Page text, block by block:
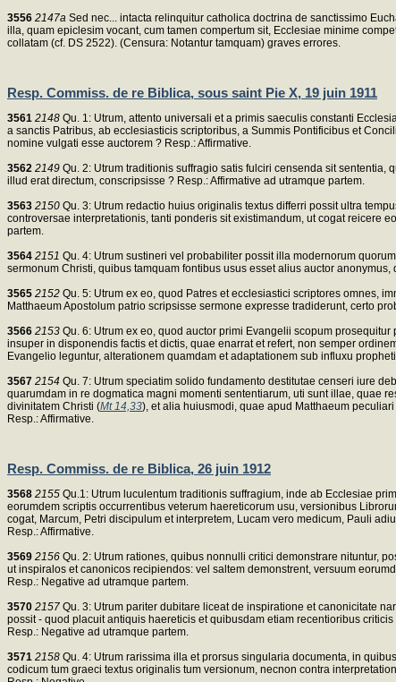
3556 2147a Sed nec... intacta relinquitur catholica doctrina de sanctissimo
illa, quam epiclesim vocant, cum tamen compertum sit, Ecclesiae minime
collatam (cf. DS 2522). (Censura: Notantur tamquam) graves errores.
Resp. Commiss. de re Biblica, sous saint Pie X, 19 juin 1911
3561 2148 Qu. 1: Utrum, attento universali et a primis saeculis constanti
a sanctis Patribus, ab ecclesiasticis scriptoribus, a Summis Pontificibus et
nomine vulgati esse auctorem ? Resp.: Affirmative.
3562 2149 Qu. 2: Utrum traditionis suffragio satis fulciri censenda sit
illud erat directum, conscripsisse ? Resp.: Affirmative ad utramque partem.
3563 2150 Qu. 3: Utrum redactio huius originalis textus differri possit ultra
controversae interpretationis, tanti ponderis sit existimandum, ut cogat reicere
partem.
3564 2151 Qu. 4: Utrum sustineri vel probabiliter possit illa modernorum
sermonum Christi, quibus tamquam fontibus usus esset alius auctor
3565 2152 Qu. 5: Utrum ex eo, quod Patres et ecclesiastici scriptores omnes,
Matthaeum Apostolum patrio scripsisse sermone expresse tradiderunt, certo
3566 2153 Qu. 6: Utrum ex eo, quod auctor primi Evangelii scopum
insuper in disponendis factis et dictis, quae enarrat et refert, non semper
Evangelio leguntur, alterationem quamdam et adaptationem sub influxu
3567 2154 Qu. 7: Utrum speciatim solido fundamento destitutae censeri iure
quarumdam in re dogmatica magni momenti sententiarum, uti sunt illae, quae
divinitatem Christi (Mt 14,33), et alia huiusmodi, quae apud Matthaeum
Resp.: Affirmative.
Resp. Commiss. de re Biblica, 26 juin 1912
3568 2155 Qu.1: Utrum luculentum traditionis suffragium, inde ab Ecclesiae
eorumdem scriptis occurrentibus veterum haereticorum usu, versionibus
cogat, Marcum, Petri discipulum et interpretem, Lucam vero medicum, Pauli
Resp.: Affirmative.
3569 2156 Qu. 2: Utrum rationes, quibus nonnulli critici demonstrare nituntur,
ut inspiralos et canonicos recipiendos: vel saltem demonstrent, versuum
Resp.: Negative ad utramque partem.
3570 2157 Qu. 3: Utrum pariter dubitare liceat de inspiratione et canonicitate
possit - quod placuit antiquis haereticis et quibusdam etiam recentioribus
Resp.: Negative ad utramque partem.
3571 2158 Qu. 4: Utrum rarissima illa et prorsus singularia documenta, in
codicum tum graeci textus originalis tum versionum, necnon contra